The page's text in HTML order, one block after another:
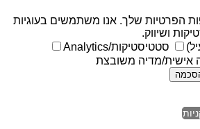
הפרטיות שלך. אנו משתמשים בעוגיות
ושיווק.
סטטיסטיקות/Analytics
אישית/מדיה משובצת